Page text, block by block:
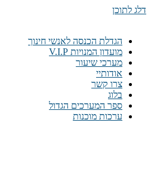
דלג לתוכן
הגדלת הכנסה לאנשי חינוך
מועדון המנויות V.I.P
מערכי שיעור
אודותיי
צרו קשר
בלוג
ספר המערכים הגדול
ערכות מוכנות